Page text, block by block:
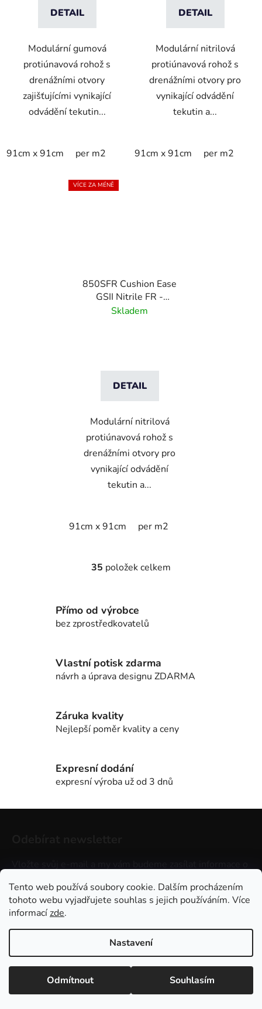
Tento web používá soubory cookie. Dalším procházením
tohoto webu vyjadřujete souhlas s jejich používáním. Více
informacízde.
Nastavení
Odmítnout Souhlasím
DETAIL
Modulární gumová
protiúnavová rohož s
drenážními otvory
zajišťujícími vynikající
odvádění tekutin...
91cm x 91cm per m2
DETAIL
Modulární nitrilová
protiúnavová rohož s
drenážními otvory pro
vynikající odvádění
tekutin a...
91cm x 91cm per m2
VÍCE ZA MÉNĚ
850SFR Cushion Ease
GSII Nitrile FR -
Modulární nitrilová
Skladem
DETAIL
Modulární nitrilová
protiúnavová rohož s
drenážními otvory pro
vynikající odvádění
tekutin a...
91cm x 91cm per m2
O
á
d
í
p
y
p
i
u
35 položek celkem
Přímo od výrobce
bez zprostředkovatelů
Vlastní potisk zdarma
návrh a úprava designu ZDARMA
Záruka kvality
Nejlepší poměr kvality a ceny
Expresní dodání
expresní výroba už od 3 dnů
t
E-mail
Vložením e-mailu souhlasíte spodmínkami ochrany
PŘIHLÁSIT SE